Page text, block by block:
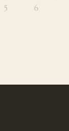
5 6